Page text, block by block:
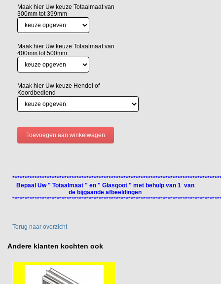
Maak hier Uw keuze Totaalmaat van
300mm tot 399mm
Maak hier Uw keuze Totaalmaat van
400mm tot 500mm
Maak hier Uw keuze Hendel of
Koordbediend
Bepaal Uw " Totaalmaat " en " Glasgoot " met behulp van 1 van
de bijgaande afbeeldingen
Terug naar overzicht
Andere klanten kochten ook